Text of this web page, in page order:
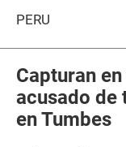
PERÚ
Capturan
acusado de
en Tumbes